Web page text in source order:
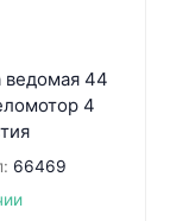
ведомая 44
4
66469